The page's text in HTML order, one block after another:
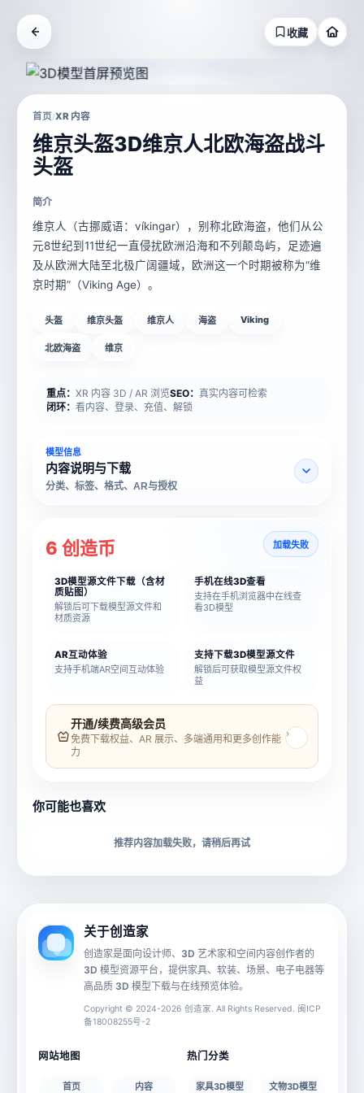
收藏
首页/XR 内容
维京头盔3D维京人北欧海盗战斗
头盔
简介
维京人（古挪威语：víkingar），别称北欧海盗，他们从公
元8世纪到11世纪一直侵扰欧洲沿海和不列颠岛屿，足迹遍
及从欧洲大陆至北极广阔疆域，欧洲这一个时期被称为“维
京时期”（Viking Age）。
头盔 维京头盔 维京人 海盗 Viking
北欧海盗 维京
重点： XR 内容 3D / AR 浏览SEO： 真实内容可检索
闭环： 看内容、登录、充值、解锁
模型信息
内容说明与下载
分类、标签、格式、AR与授权
模型名称
材质贴图
文件大小
6 创造币 加载失败
3D模型源文件下载（含材
质贴图）
解锁后可下载模型源文件和
材质资源
手机在线3D查看
支持在手机浏览器中在线查
看3D模型
AR互动体验
支持手机端AR空间互动体验
支持下载3D模型源文件
解锁后可获取模型源文件权
益
开通/续费高级会员
免费下载权益、AR 展示、多端通用和更多创作能
力
›
你可能也喜欢
推荐内容加载失败，请稍后再试
关于创造家
创造家是面向设计师、3D 艺术家和空间内容创作者的
3D 模型资源平台，提供家具、软装、场景、电子电器等
高品质 3D 模型下载与在线预览体验。
Copyright © 2024-2026 创造家. All Rights Reserved. 闽ICP
备18008255号-2
网站地图
首页 内容
热门分类
家具3D模型 文物3D模型